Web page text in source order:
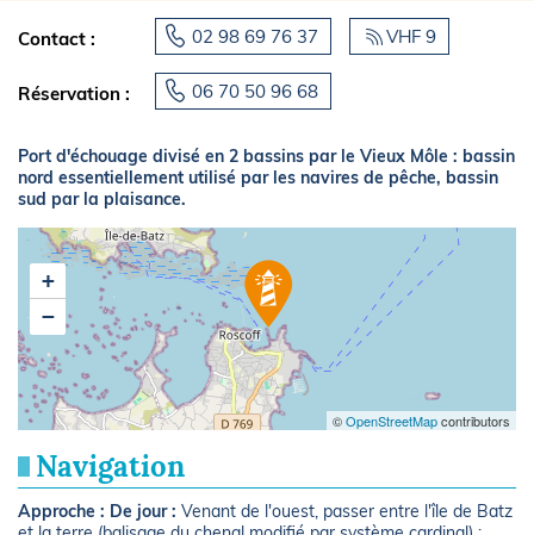
Contact : 02 98 69 76 37 VHF 9
Réservation : 06 70 50 96 68
Port d'échouage divisé en 2 bassins par le Vieux Môle : bassin
nord essentiellement utilisé par les navires de pêche, bassin
sud par la plaisance.
+
−
©OpenStreetMapcontributors
Navigation
Approche : De jour : Venant de l'ouest, passer entre l'île de Batz